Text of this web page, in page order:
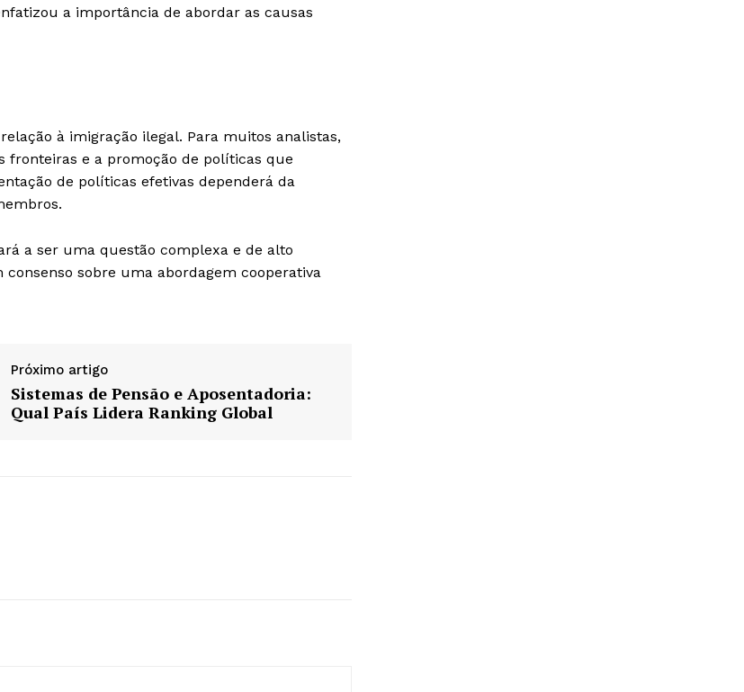
a importância de abordar as causas
à imigração ilegal. Para muitos analistas,
fronteiras e a promoção de políticas que
de políticas efetivas dependerá da
a ser uma questão complexa e de alto
sobre uma abordagem cooperativa
Próximo artigo
Sistemas de Pensão e Aposentadoria:
Qual País Lidera Ranking Global